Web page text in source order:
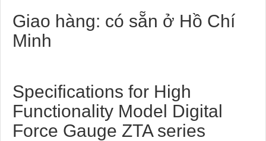
Giao hàng: có sẵn ở Hồ Chí
Minh
Specifications for High
Functionality Model Digital
Force Gauge ZTA series